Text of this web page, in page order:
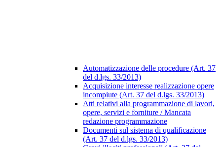
Automatizzazione delle procedure (Art. 37
del d.lgs. 33/2013)
Acquisizione interesse realizzazione opere
incompiute (Art. 37 del d.lgs. 33/2013)
Atti relativi alla programmazione di lavori,
opere, servizi e forniture / Mancata
redazione programmazione
Documenti sul sistema di qualificazione
(Art. 37 del d.lgs. 33/2013)